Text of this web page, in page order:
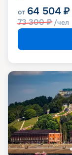
от 64 504 ₽
73 300₽ /чел